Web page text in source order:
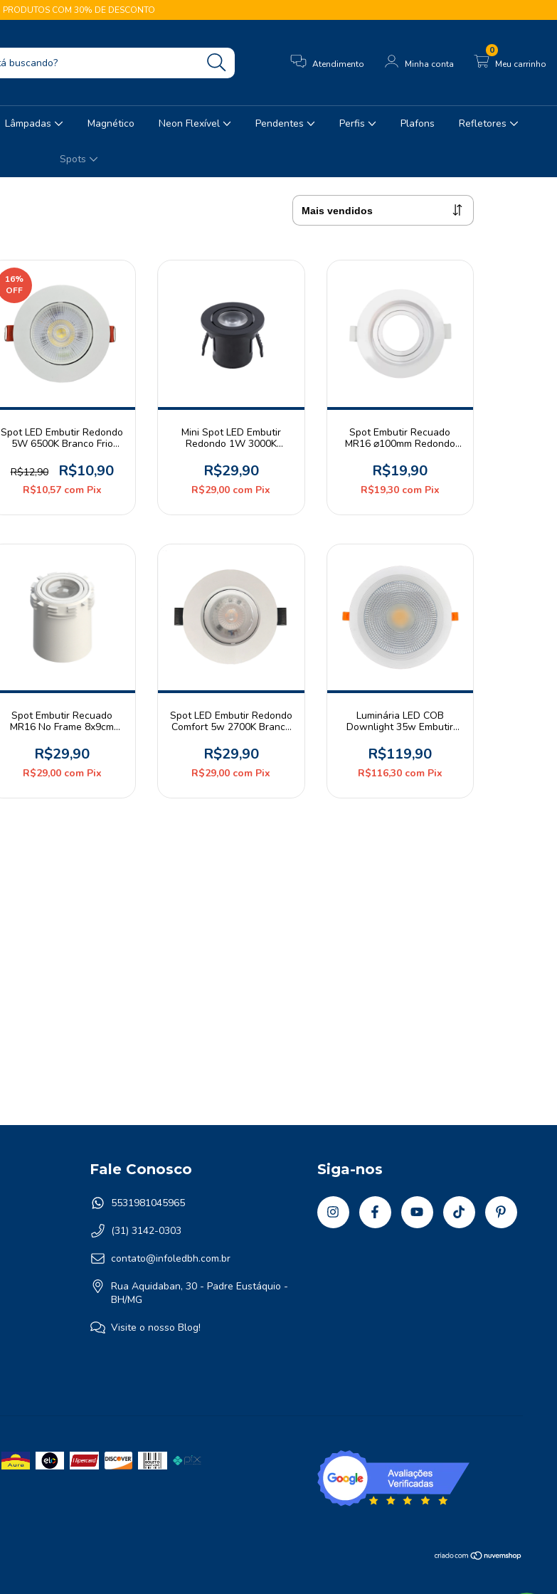
PRODUTOS COM 30% DE DESCONTO
Atendimento Minha conta Meu carrinho
0
Lâmpadas Magnético Neon Flexível Pendentes Perfis Plafons Refletores
Spots
16%
OFF
Spot LED Embutir Redondo
5W 6500K Branco Frio
R$12,90
R$10,90
R$10,57 com Pix
Mini Spot LED Embutir
Redondo 1W 3000K
Preto Astraled
R$29,90
R$29,00 com Pix
Spot Embutir Recuado
MR16 ⌀100mm Redondo
R$19,90
R$19,30 com Pix
Spot Embutir Recuado
MR16 No Frame 8x9cm
R$29,90
R$29,00 com Pix
Spot LED Embutir Redondo
Comfort 5w 2700K Branco
R$29,90
R$29,00 com Pix
Luminária LED COB
Downlight 35w Embutir
Bivolt Branco
R$119,90
R$116,30 com Pix
Fale Conosco
5531981045965
(31) 3142-0303
contato@infoledbh.com.br
Rua Aquidaban, 30 - Padre Eustáquio -
BH/MG
Visite o nosso Blog!
Siga-nos